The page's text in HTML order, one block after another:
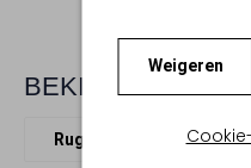
Weigeren
BEKIJK MEER
Rugtassen